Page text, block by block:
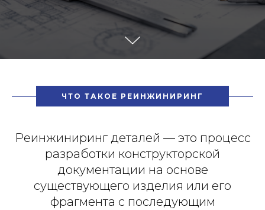
ЧТО ТАКОЕ РЕИНЖИНИРИНГ
Реинжиниринг деталей — это процесс
разработки конструкторской
документации на основе
существующего изделия или его
фрагмента с последующим